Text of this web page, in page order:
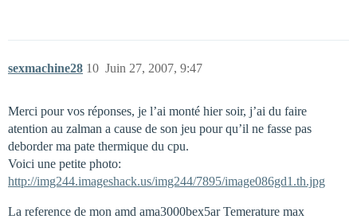
sexmachine28 Juin 27, 2007, 9:47
10
Merci pour vos réponses, je l’ai monté hier soir, j’ai du faire
atention au zalman a cause de son jeu pour qu’il ne fasse pas
deborder ma pate thermique du cpu.
Voici une petite photo:
http://img244.imageshack.us/img244/7895/image086gd1.th.jpg
La reference de mon amd ama3000bex5ar Temerature max